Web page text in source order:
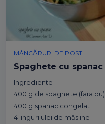
MÂNCĂRURI DE POST
Spaghete cu spanac
Ingrediente
400 g de spaghete (fara ou)
400 g spanac congelat
4 linguri ulei de măsline